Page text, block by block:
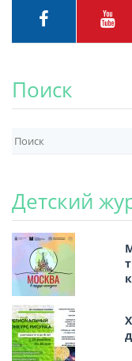
Поиск
Детский